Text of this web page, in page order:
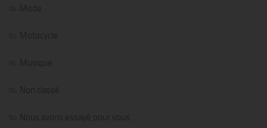
Mode
Motocycle
Musique
Non classé
Nous avons essayé pour vous…